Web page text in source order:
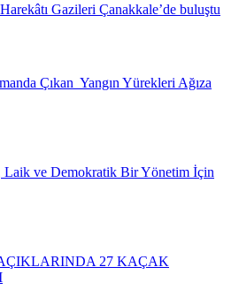
Harekâtı Gazileri Çanakkale’de buluştu
Çıkan Yangın Yürekleri Ağıza
ve Demokratik Bir Yönetim İçin
27 KAÇAK